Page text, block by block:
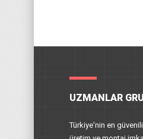
UZMANLAR
Türkiye'nin en